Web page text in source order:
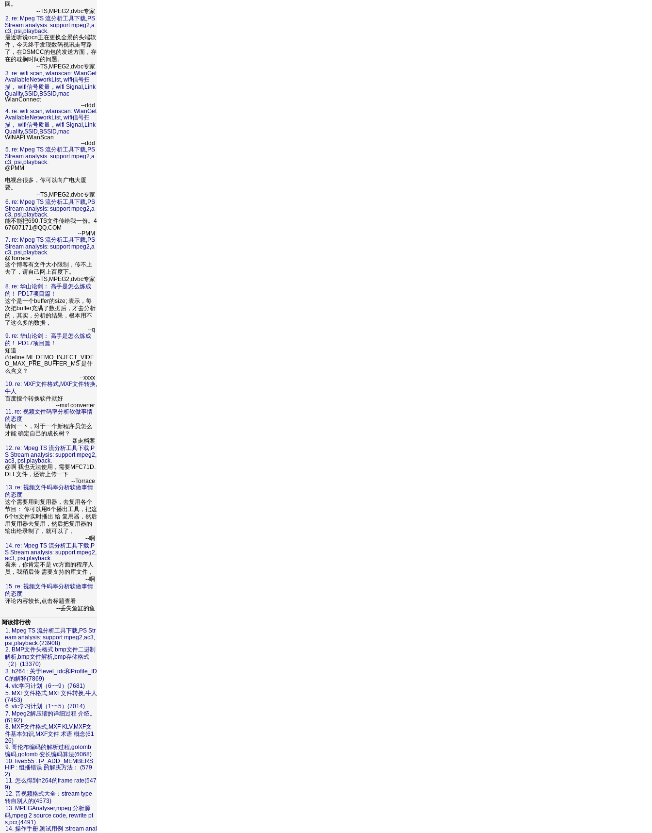
回。
--TS,MPEG2,dvbc专家
2. re: Mpeg TS 流分析工具下载,PS
Stream analysis: support mpeg2,a
c3, psi,playback.
最近听说ocn正在更换全景的头端软
件，今天终于发现数码视讯走弯路
了，在DSMCC的包的发送方面，存
在的耽搁时间的问题。
--TS,MPEG2,dvbc专家
3. re: wifi scan, wlanscan: WlanGet
AvailableNetworkList, wifi信号扫
描， wifi信号质量，wifi Signal,Link
Quality,SSID,BSSID,mac
WlanConnect
--ddd
4. re: wifi scan, wlanscan: WlanGet
AvailableNetworkList, wifi信号扫
描， wifi信号质量，wifi Signal,Link
Quality,SSID,BSSID,mac
WINAPI WlanScan
--ddd
5. re: Mpeg TS 流分析工具下载,PS
Stream analysis: support mpeg2,a
c3, psi,playback.
@PMM
电视台很多，你可以向广电大厦
要。
--TS,MPEG2,dvbc专家
6. re: Mpeg TS 流分析工具下载,PS
Stream analysis: support mpeg2,a
c3, psi,playback.
能不能把690.TS文件传给我一份。4
67607171@QQ.COM
--PMM
7. re: Mpeg TS 流分析工具下载,PS
Stream analysis: support mpeg2,a
c3, psi,playback.
@Torrace
这个博客有文件大小限制，传不上
去了，请自己网上百度下。
--TS,MPEG2,dvbc专家
8. re: 华山论剑： 高手是怎么炼成
的！ PD17项目篇！
这个是一个buffer的size; 表示，每
次把buffer充满了数据后，才去分析
的，其实，分析的结果，根本用不
了这么多的数据，
--q
9. re: 华山论剑： 高手是怎么炼成
的！ PD17项目篇！
知道
#define MI_DEMO_INJECT_VIDE
O_MAX_PRE_BUFFER_MS 是什
么含义？
--xxxx
10. re: MXF文件格式,MXF文件转换,
牛人
百度搜个转换软件就好
--mxf converter
11. re: 视频文件码率分析软做事情
的态度
请问一下，对于一个新程序员怎么
才能 确定自己的成长树？
--暴走档案
12. re: Mpeg TS 流分析工具下载,P
S Stream analysis: support mpeg2,
ac3, psi,playback.
@啊 我也无法使用，需要MFC71D.
DLL文件，还请上传一下
--Torrace
13. re: 视频文件码率分析软做事情
的态度
这个需要用到复用器，去复用各个
节目： 你可以用6个播出工具，把这
6个ts文件实时播出 给 复用器，然后
用复用器去复用，然后把复用器的
输出给录制了，就可以了，
--啊
14. re: Mpeg TS 流分析工具下载,P
S Stream analysis: support mpeg2,
ac3, psi,playback.
看来，你肯定不是 vc方面的程序人
员，我稍后传 需要支持的库文件，
--啊
15. re: 视频文件码率分析软做事情
的态度
评论内容较长,点击标题查看
--丢失鱼缸的鱼
阅读排行榜
1. Mpeg TS 流分析工具下载,PS Str
eam analysis: support mpeg2,ac3,
psi,playback.(23908)
2. BMP文件头格式 bmp文件二进制
解析,bmp文件解析,bmp存储格式
（2）(13370)
3. h264 : 关于level_idc和Profile_ID
C的解释(7869)
4. vlc学习计划（6~~9）(7681)
5. MXF文件格式,MXF文件转换,牛人
(7453)
6. vlc学习计划（1~~5）(7014)
7. Mpeg2解压缩的详细过程 介绍。
(6192)
8. MXF文件格式,MXF KLV,MXF文
件基本知识,MXF文件 术语 概念(61
26)
9. 哥伦布编码的解析过程,golomb
编码,golomb 变长编码算法(6068)
10. live555 : IP_ADD_MEMBERS
HIP : 组播错误 的解决方法： (579
2)
11. 怎么得到h264的frame rate(547
9)
12. 音视频格式大全：stream type
转自别人的(4573)
13. MPEGAnalyser,mpeg 分析源
码,mpeg 2 source code, rewrite pt
s,pcr,(4491)
14. 操作手册,测试用例 :stream anal